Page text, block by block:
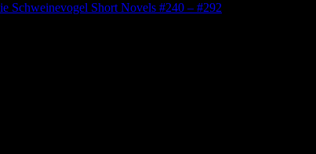
Schweinevogel Short Novels #240 – #292